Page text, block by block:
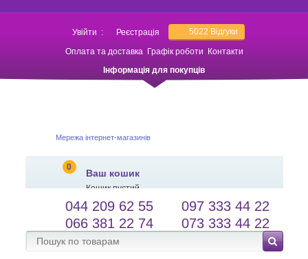
Увійти : Реєстрація 5022 Відгуки
Оплата та доставка Графік роботи
Контакти
Інформація для покупців
Мережа інтернет-магазинів
0
Ваш кошик
Кошик пустий
salessameto@gmail.com
Зворотній зв'язок
Мова сайту
044 209 62 55
097 333 44 22
066 381 22 74
073 333 44 22